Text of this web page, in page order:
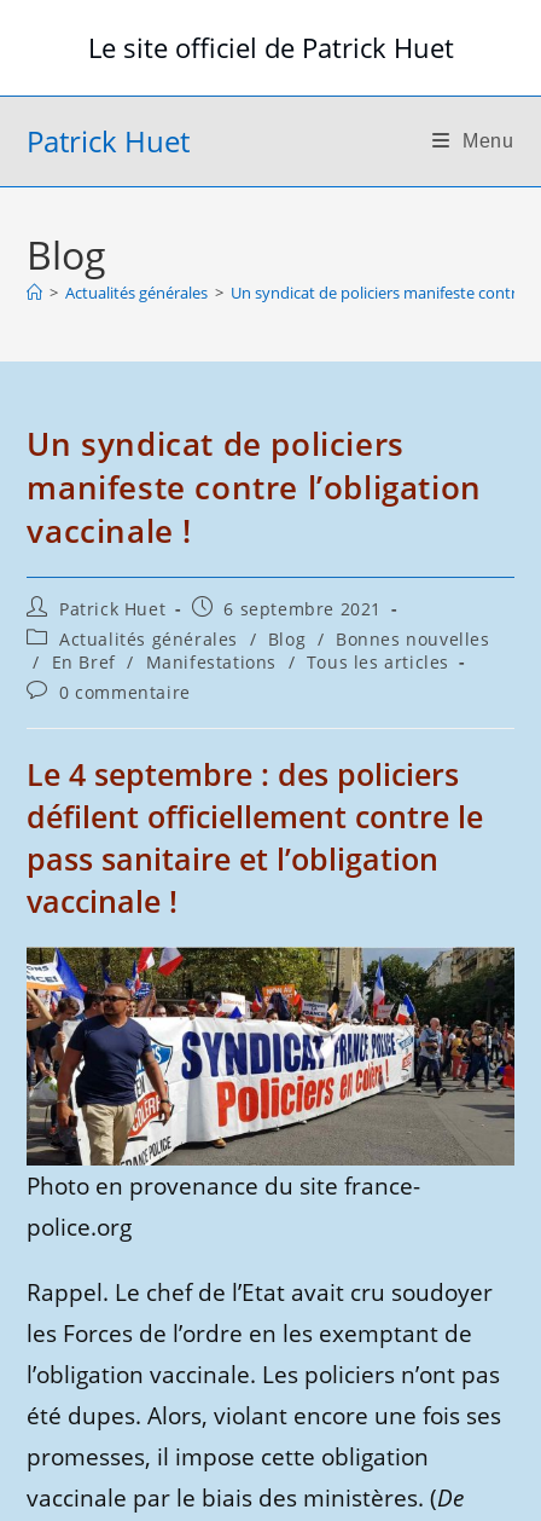
Le site officiel de Patrick Huet
Patrick Huet Menu
Blog
> Actualités générales > Un syndicat de policiers manifeste contre
Un syndicat de policiers
manifeste contre l’obligation
vaccinale !
Auteur/autrice
de
la
publication :
Patrick Huet
Publication
publiée :
6 septembre 2021
Post
category:
Actualités générales / Blog / Bonnes nouvelles
/
En Bref / Manifestations / Tous les articles
Commentaires
la
publication :
0 commentaire
Le 4 septembre : des policiers
défilent officiellement contre le
pass sanitaire et l’obligation
vaccinale !
Photo en provenance du site france-
police.org
Rappel. Le chef de l’Etat avait cru soudoyer
les Forces de l’ordre en les exemptant de
l’obligation vaccinale. Les policiers n’ont pas
été dupes. Alors, violant encore une fois ses
promesses, il impose cette obligation
vaccinale par le biais des ministères. (De